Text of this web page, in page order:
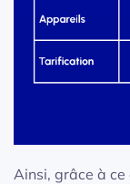
Ainsi, grâce à